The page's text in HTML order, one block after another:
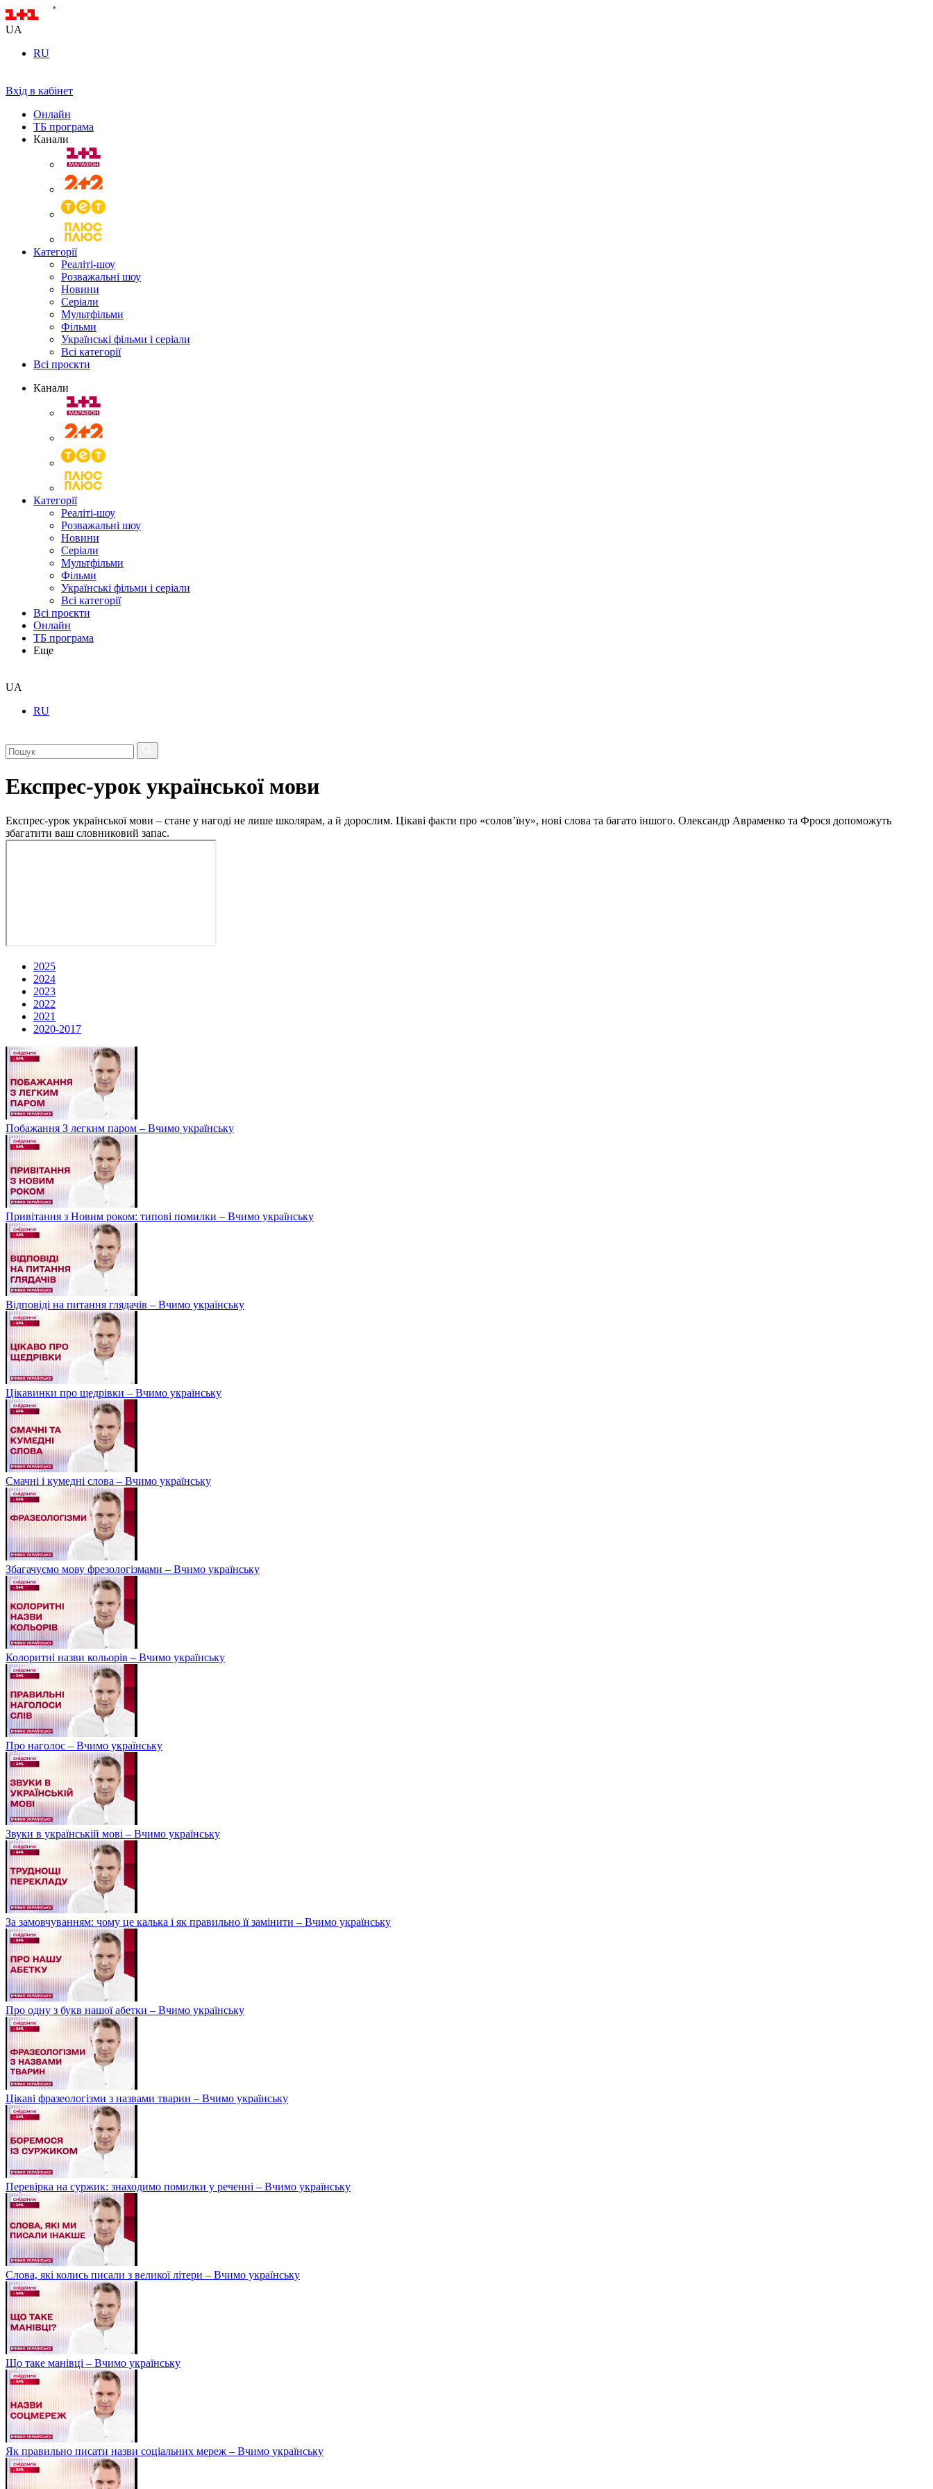
UA
RU
Вхід в кабінет
Онлайн
ТБ програма
Канали
Категорії
Реаліті-шоу
Розважальні шоу
Новини
Серіали
Мультфільми
Фільми
Українські фільми і серіали
Всі категорії
Всі проєкти
Канали
Категорії
Реаліті-шоу
Розважальні шоу
Новини
Серіали
Мультфільми
Фільми
Українські фільми і серіали
Всі категорії
Всі проєкти
Онлайн
ТБ програма
Еще
UA
RU
Експрес-урок української мови
Експрес-урок української мови – стане у нагоді не лише школярам, а й дорослим. Цікаві факти про «солов’їну», нові слова та багато іншого. Олександр Авраменко та Фрося допоможуть
збагатити ваш словниковий запас.
2025
2024
2023
2022
2021
2020-2017
Побажання З легким паром – Вчимо українську
Привітання з Новим роком: типові помилки – Вчимо українську
Відповіді на питання глядачів – Вчимо українську
Цікавинки про щедрівки – Вчимо українську
Смачні і кумедні слова – Вчимо українську
Збагачуємо мову фрезологізмами – Вчимо українську
Колоритні назви кольорів – Вчимо українську
Про наголос – Вчимо українську
Звуки в українській мові – Вчимо українську
За замовчуванням: чому це калька і як правильно її замінити – Вчимо українську
Про одну з букв нашої абетки – Вчимо українську
Цікаві фразеологізми з назвами тварин – Вчимо українську
Перевірка на суржик: знаходимо помилки у реченні – Вчимо українську
Слова, які колись писали з великої літери – Вчимо українську
Що таке манівці – Вчимо українську
Як правильно писати назви соціальних мереж – Вчимо українську